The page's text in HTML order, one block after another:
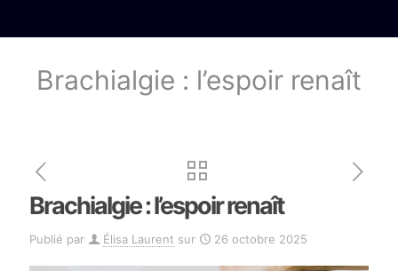
Brachialgie : l’espoir renaît
Brachialgie : l’espoir renaît
Publié par Élisa Laurent sur 26 octobre 2025